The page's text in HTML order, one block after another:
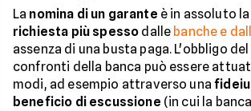
La nomina di un garante è in assoluto
richiesta più spesso dalle banche e
assenza di una busta paga. L'obbligo
confronti della banca può essere
modi, ad esempio attraverso una
beneficio di escussione (in cui la